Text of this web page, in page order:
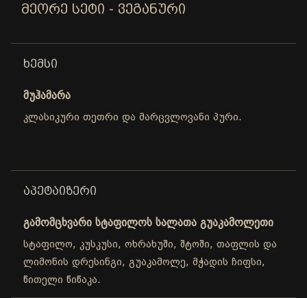
ᲛᲔᲝᲠᲔ ᲡᲔᲢᲘ - ᲕᲔᲒᲐᲜᲣᲠᲘ
ᲮᲔᲛᲡᲘ
მუჰამარა
კლასიკური თეთრი და მარცვლოვანი პური.
ᲐᲞᲔᲢᲐᲘᲖᲔᲠᲘ
გამომცხვარი სტაფილოს სალათა გუაკამოლეთი
სტაფილო, კუსკუსი, ოხრახუში, შტოში, თაფლის და
ლიმონის დრესინგი, გუაკამოლე, მჭადის ჩიფსი,
წითელი წიწაკა.